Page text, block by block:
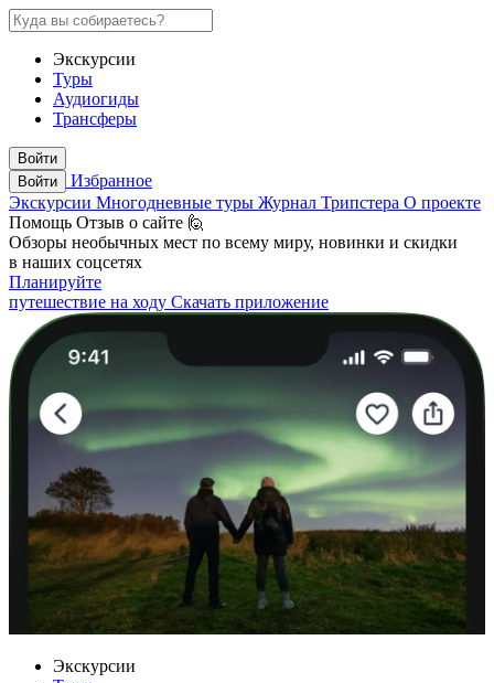
Экскурсии
Туры
Аудиогиды
Трансферы
Войти
Войти
Избранное
Экскурсии Многодневные туры Журнал Трипстера О проекте
Помощь Отзыв о сайте 🙋
Обзоры необычных мест по всему миру, новинки и скидки
в наших соцсетях
Планируйте
путешествие на ходу Скачать приложение
Экскурсии